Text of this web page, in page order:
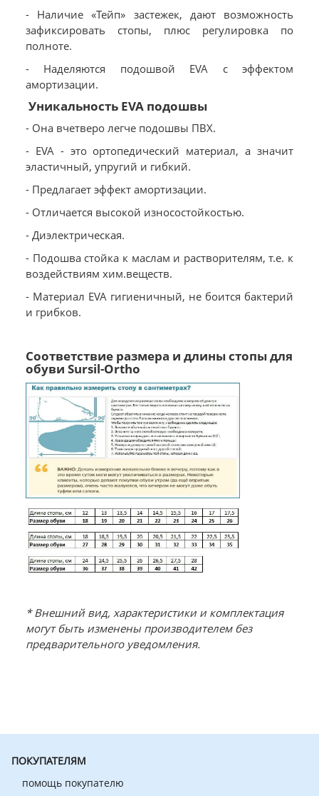
- Наличие «Тейп» застежек, дают возможность
зафиксировать стопы, плюс регулировка по
полноте.
- Наделяются подошвой EVA с эффектом
амортизации.
Уникальность EVA подошвы
- Она вчетверо легче подошвы ПВХ.
- EVA - это ортопедический материал, а значит
эластичный, упругий и гибкий.
- Предлагает эффект амортизации.
- Отличается высокой износостойкостью.
- Диэлектрическая.
- Подошва стойка к маслам и растворителям, т.е. к
воздействиям хим.веществ.
- Материал EVA гигиеничный, не боится бактерий
и грибков.
Соответствие размера и длины стопы для
обуви Sursil-Ortho
* Внешний вид, характеристики и комплектация
могут быть изменены производителем без
предварительного уведомления.
ПОКУПАТЕЛЯМ
помощь покупателю